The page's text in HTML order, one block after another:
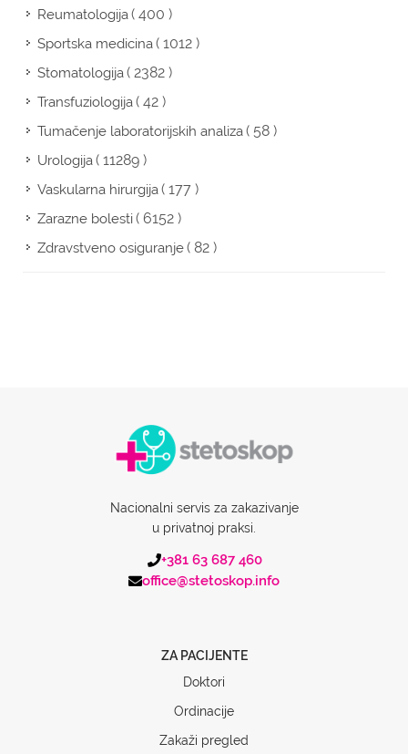
Reumatologija( 400 )
Sportska medicina( 1012 )
Stomatologija( 2382 )
Transfuziologija( 42 )
Tumačenje laboratorijskih analiza( 58 )
Urologija( 11289 )
Vaskularna hirurgija( 177 )
Zarazne bolesti( 6152 )
Zdravstveno osiguranje( 82 )
Nacionalni servis za zakazivanje
u privatnoj praksi.
+381 63 687 460
office@stetoskop.info
ZA PACIJENTE
Doktori
Ordinacije
Zakaži pregled